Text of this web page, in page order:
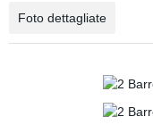
Foto dettagliate